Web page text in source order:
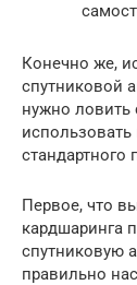
Конечно же,
спутниковой
нужно ловить
стандартного
Первое, что
кардшаринга
спутниковую
правильно